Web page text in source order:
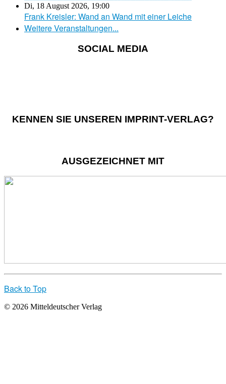
Di, 18 August 2026, 19:00
Frank Kreisler: Wand an Wand mit einer Leiche
Weitere Veranstaltungen...
SOCIAL MEDIA
KENNEN SIE UNSEREN IMPRINT-VERLAG?
AUSGEZEICHNET MIT
Back to Top
© 2026 Mitteldeutscher Verlag